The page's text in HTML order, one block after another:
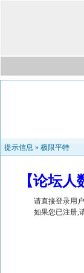
提示信息 » 极限平特
【论坛
请直接登录用
如果您已注册,